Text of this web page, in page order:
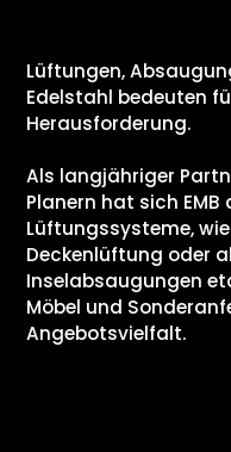
Lüftungen,
Edelstahl bedeuten
Herausforderung.
Als langjähriger
Planern hat sich
Lüftungssysteme,
Deckenlüftung oder
Inselabsaugungen
Möbel und
Angebotsvielfalt.